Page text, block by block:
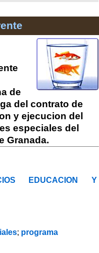
de
del contrato de
y ejecucion del
especiales del
Granada.
EDUCACION Y
; programa